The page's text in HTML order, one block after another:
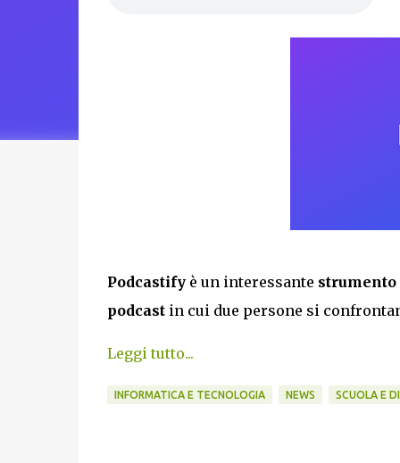
Podcastifyè un interessante strumento
podcastin cui due persone si
Leggi tutto...
INFORMATICA E TECNOLOGIA NEWS SCUOLA E